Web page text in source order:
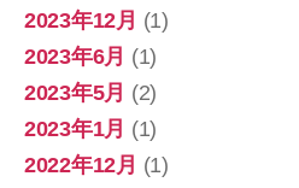
2023年12月 (1)
2023年6月 (1)
2023年5月 (2)
2023年1月 (1)
2022年12月 (1)